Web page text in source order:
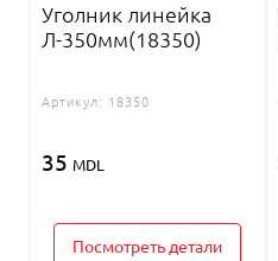
Уголник линейка
Л-350мм(18350)
Артикул: 18350
35 MDL
Посмотреть детали